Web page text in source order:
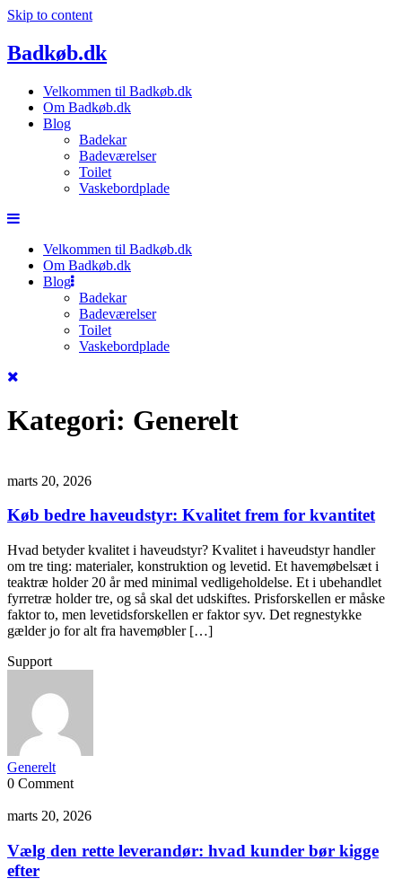
Skip to content
Badkøb.dk
Velkommen til Badkøb.dk
Om Badkøb.dk
Blog
Badekar
Badeværelser
Toilet
Vaskebordplade
Velkommen til Badkøb.dk
Om Badkøb.dk
Blog
Badekar
Badeværelser
Toilet
Vaskebordplade
Kategori: Generelt
marts 20, 2026
Køb bedre haveudstyr: Kvalitet frem for kvantitet
Hvad betyder kvalitet i haveudstyr? Kvalitet i haveudstyr handler
om tre ting: materialer, konstruktion og levetid. Et havemøbelsæt i
teaktræ holder 20 år med minimal vedligeholdelse. Et i ubehandlet
fyrretræ holder tre, og så skal det udskiftes. Prisforskellen er måske
faktor to, men levetidsforskellen er faktor syv. Det regnestykke
gælder jo for alt fra havemøbler […]
Support
Generelt
0 Comment
marts 20, 2026
Vælg den rette leverandør: hvad kunder bør kigge
efter